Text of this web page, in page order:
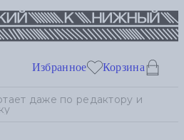
Избранное Корзина